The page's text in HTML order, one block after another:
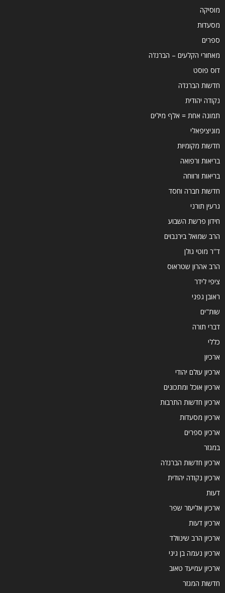
מוסיקה
מסעדות
ספרים
מאחורי הקלעים – הברנז'ה
דוס פוסט
חדשות הברנז'ה
נקודה יהודית
תמונה אחת = אלף מילים
מוניציפאלי
חדשות מקומיות
בריאות ורפואה
בריאות ורווחה
חדשות חברה וחסד
גרעין תורני
חידון פרשת השבוע
הרב שמואל בירנבוים
ד''ר מוטי גולן
הרב אהרון שטראוס
ציפי לידר
ראובן גפני
שות"ים
דברי תורה
כללי
ארכיון
ארכיון עולם יהודי
ארכיון אוכל ומתכונים
ארכיון חדשות התרבות
ארכיון מסעדות
ארכיון ספרים
במגזר
ארכיון חדשות הברנז'ה
ארכיון נקודה יהודית
דעות
ארכיון אליעזר שפר
ארכיון דעות
ארכיון הרב שינוולד
ארכיון נעמה בן גיגי
ארכיון עמיעד טאוב
חדשות המגזר